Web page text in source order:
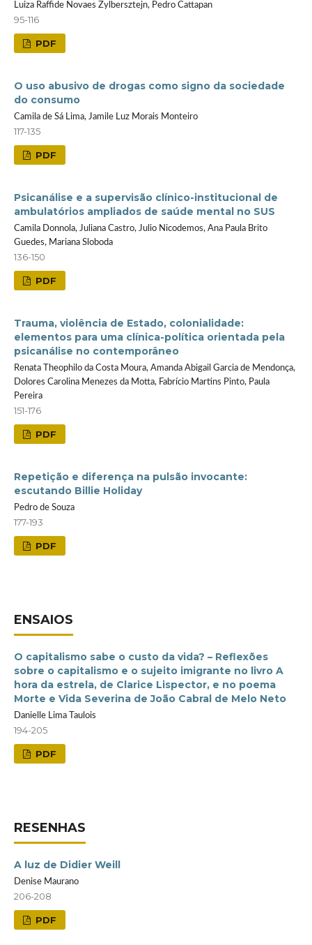
Luiza Raffide Novaes Zylbersztejn, Pedro Cattapan
95-116
PDF
O uso abusivo de drogas como signo da sociedade
do consumo
Camila de Sá Lima, Jamile Luz Morais Monteiro
117-135
PDF
Psicanálise e a supervisão clínico-institucional de
ambulatórios ampliados de saúde mental no SUS
Camila Donnola, Juliana Castro, Julio Nicodemos, Ana Paula Brito
Guedes, Mariana Sloboda
136-150
PDF
Trauma, violência de Estado, colonialidade:
elementos para uma clínica-política orientada pela
psicanálise no contemporâneo
Renata Theophilo da Costa Moura, Amanda Abigail Garcia de Mendonça,
Dolores Carolina Menezes da Motta, Fabrício Martins Pinto, Paula
Pereira
151-176
PDF
Repetição e diferença na pulsão invocante:
escutando Billie Holiday
Pedro de Souza
177-193
PDF
ENSAIOS
O capitalismo sabe o custo da vida? – Reflexões
sobre o capitalismo e o sujeito imigrante no livro A
hora da estrela, de Clarice Lispector, e no poema
Morte e Vida Severina de João Cabral de Melo Neto
Danielle Lima Taulois
194-205
PDF
RESENHAS
A luz de Didier Weill
Denise Maurano
206-208
PDF